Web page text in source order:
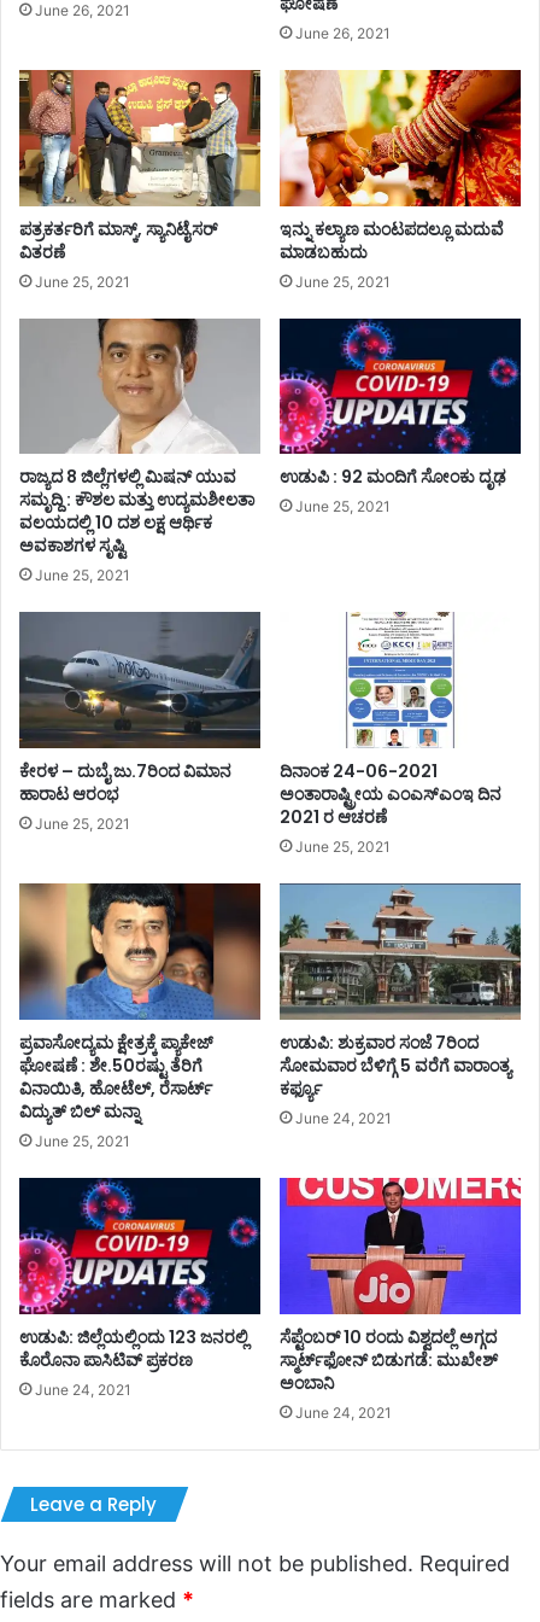
June 26, 2021
June 26, 2021
ಪತ್ರಕರ್ತರಿಗೆ ಮಾಸ್ಕ್, ಸ್ಯಾನಿಟೈಸರ್
ವಿತರಣೆ
June 25, 2021
ಇನ್ನು ಕಲ್ಯಾಣ ಮಂಟಪದಲ್ಲೂ ಮದುವೆ
ಮಾಡಬಹುದು
June 25, 2021
ರಾಜ್ಯದ 8 ಜಿಲ್ಲೆಗಳಲ್ಲಿ ಮಿಷನ್ ಯುವ
ಸಮೃದ್ದಿ : ಕೌಶಲ ಮತ್ತು ಉದ್ಯಮಶೀಲತಾ
ವಲಯದಲ್ಲಿ 10 ದಶ ಲಕ್ಷ ಆರ್ಥಿಕ
ಅವಕಾಶಗಳ ಸೃಷ್ಟಿ
June 25, 2021
ಉಡುಪಿ : 92 ಮಂದಿಗೆ ಸೋಂಕು ದೃಢ
June 25, 2021
ಕೇರಳ – ದುಬೈ ಜು.7ರಿಂದ ವಿಮಾನ
ಹಾರಾಟ ಆರಂಭ
June 25, 2021
ದಿನಾಂಕ 24-06-2021
ಅಂತಾರಾಷ್ಟ್ರೀಯ ಎಂಎಸ್ಎಂಇ ದಿನ
2021 ರ ಆಚರಣೆ
June 25, 2021
ಪ್ರವಾಸೋದ್ಯಮ ಕ್ಷೇತ್ರಕ್ಕೆ ಪ್ಯಾಕೇಜ್
ಘೋಷಣೆ : ಶೇ.50ರಷ್ಟು ತೆರಿಗೆ
ವಿನಾಯಿತಿ, ಹೋಟೆಲ್, ರೆಸಾರ್ಟ್
ವಿದ್ಯುತ್ ಬಿಲ್ ಮನ್ನಾ
June 25, 2021
ಉಡುಪಿ: ಶುಕ್ರವಾರ ಸಂಜೆ 7ರಿಂದ
ಸೋಮವಾರ ಬೆಳಿಗ್ಗೆ 5 ವರೆಗೆ ವಾರಾಂತ್ಯ
ಕರ್ಫ್ಯೂ
June 24, 2021
ಉಡುಪಿ: ಜಿಲ್ಲೆಯಲ್ಲಿಂದು 123 ಜನರಲ್ಲಿ
ಕೊರೊನಾ ಪಾಸಿಟಿವ್ ಪ್ರಕರಣ
June 24, 2021
ಸೆಪ್ಟೆಂಬರ್‌‌ 10 ರಂದು ವಿಶ್ವದಲ್ಲೆ ಅಗ್ಗದ
ಸ್ಮಾರ್ಟ್‌ಫೋನ್‌‌ ಬಿಡುಗಡೆ: ಮುಖೇಶ್‌
ಅಂಬಾನಿ
June 24, 2021
Leave a Reply
Your email address will not be published. Required
fields are marked *